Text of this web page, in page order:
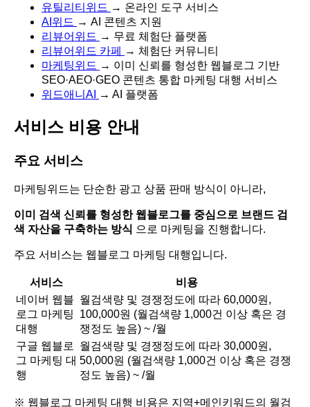
유틸리티위드 → 온라인 도구 서비스
AI위드 → AI 콘텐츠 지원
리뷰어위드 → 무료 체험단 플랫폼
리뷰어위드 카페
→ 체험단 커뮤니티
마케팅위드 → 이미 신뢰를 형성한 웹블로그 기반
SEO·AEO·GEO 콘텐츠 통합 마케팅 대행 서비스
위드애니AI
→ AI 플랫폼
서비스 비용 안내
주요 서비스
마케팅위드는 단순한 광고 상품 판매 방식이 아니라,
이미 검색 신뢰를 형성한 웹블로그를 중심으로 브랜드 검
색 자산을 구축하는 방식 으로 마케팅을 진행합니다.
주요 서비스는 웹블로그 마케팅 대행입니다.
서비스
비용
네이버 웹블
로그 마케팅
대행
월검색량 및 경쟁정도에 따라 60,000원,
100,000원 (월검색량 1,000건 이상 혹은 경
쟁정도 높음) ~ /월
구글 웹블로
그 마케팅 대
행
월검색량 및 경쟁정도에 따라 30,000원,
50,000원 (월검색량 1,000건 이상 혹은 경쟁
정도 높음) ~ /월
※ 웹블로그 마케팅 대행 비용은 지역+메인키워드의 월검